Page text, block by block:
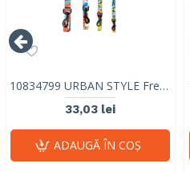
10834799 URBAN STYLE Freestyle Leash M
33,03 lei
ADAUGĂ ÎN COŞ